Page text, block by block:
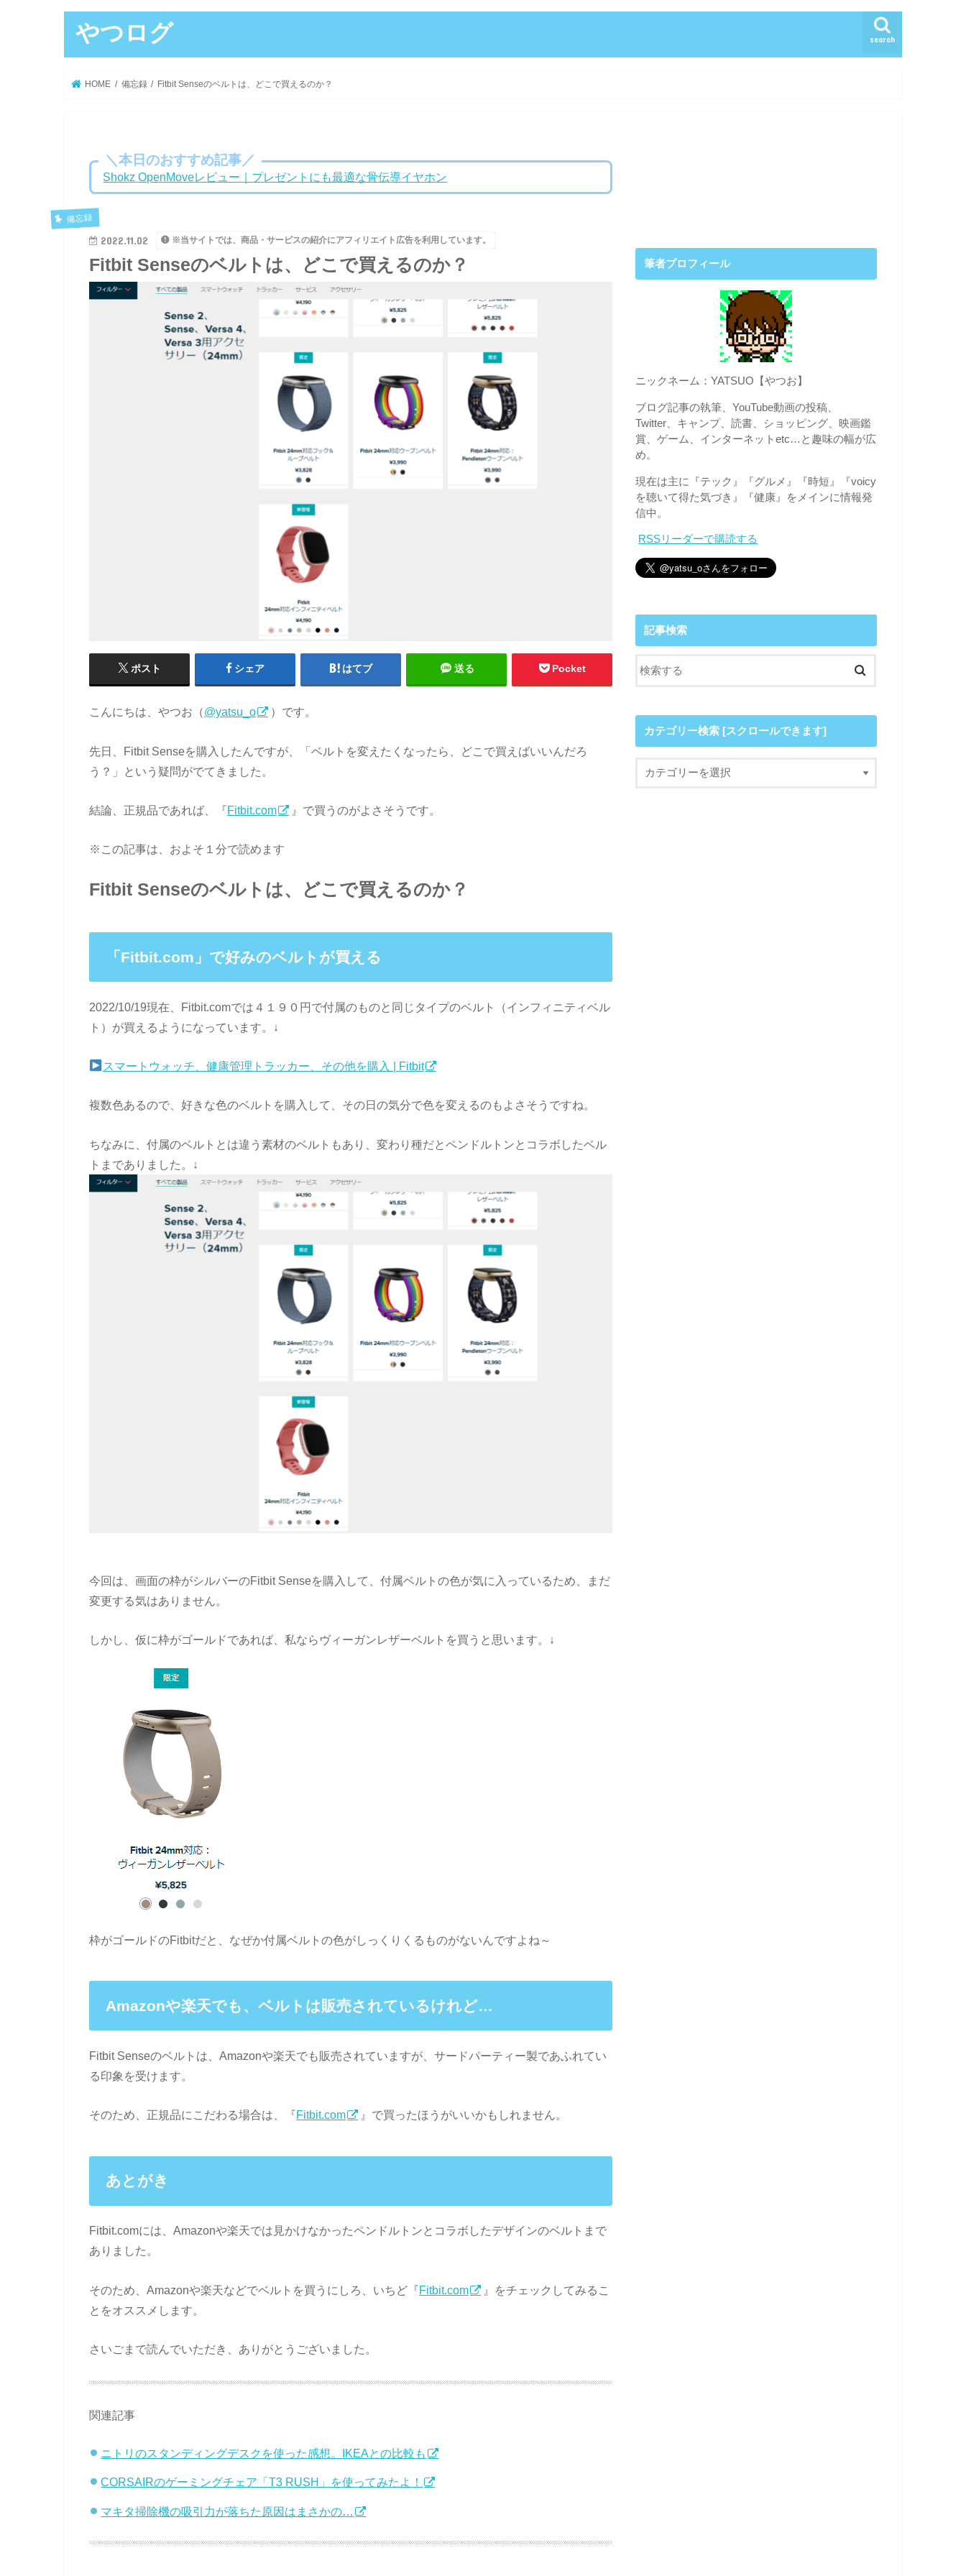
やつログ search
HOME 備忘録 Fitbit Senseのベルトは、どこで買えるのか？
＼本日のおすすめ記事／
Shokz OpenMoveレビュー｜プレゼントにも最適な骨伝導イヤホン
備忘録
2022.11.02 ※当サイトでは、商品・サービスの紹介にアフィリエイト広告を利用しています。
Fitbit Senseのベルトは、どこで買えるのか？
ポスト シェア はてブ 送る Pocket
こんにちは、やつお（@yatsu_o ）です。
先日、Fitbit Senseを購入したんですが、「ベルトを変えたくなったら、どこで買えばいいんだろ
う？」という疑問がでてきました。
結論、正規品であれば、『Fitbit.com 』で買うのがよさそうです。
※この記事は、およそ１分で読めます
Fitbit Senseのベルトは、どこで買えるのか？
「Fitbit.com」で好みのベルトが買える
2022/10/19現在、Fitbit.comでは４１９０円で付属のものと同じタイプのベルト（インフィニティベル
ト）が買えるようになっています。↓
スマートウォッチ、健康管理トラッカー、その他を購入 | Fitbit
複数色あるので、好きな色のベルトを購入して、その日の気分で色を変えるのもよさそうですね。
ちなみに、付属のベルトとは違う素材のベルトもあり、変わり種だとペンドルトンとコラボしたベル
トまでありました。↓
今回は、画面の枠がシルバーのFitbit Senseを購入して、付属ベルトの色が気に入っているため、まだ
変更する気はありません。
しかし、仮に枠がゴールドであれば、私ならヴィーガンレザーベルトを買うと思います。↓
枠がゴールドのFitbitだと、なぜか付属ベルトの色がしっくりくるものがないんですよね～
Amazonや楽天でも、ベルトは販売されているけれど…
Fitbit Senseのベルトは、Amazonや楽天でも販売されていますが、サードパーティー製であふれてい
る印象を受けます。
そのため、正規品にこだわる場合は、『Fitbit.com 』で買ったほうがいいかもしれません。
あとがき
Fitbit.comには、Amazonや楽天では見かけなかったペンドルトンとコラボしたデザインのベルトまで
ありました。
そのため、Amazonや楽天などでベルトを買うにしろ、いちど『Fitbit.com
』をチェックしてみるこ
とをオススメします。
さいごまで読んでいただき、ありがとうございました。
関連記事
ニトリのスタンディングデスクを使った感想。IKEAとの比較も
CORSAIRのゲーミングチェア「T3 RUSH」を使ってみたよ！
マキタ掃除機の吸引力が落ちた原因はまさかの…
筆者プロフィール
ニックネーム：YATSUO【やつお】
ブログ記事の執筆、YouTube動画の投稿、
Twitter、キャンプ、読書、ショッピング、映画鑑
賞、ゲーム、インターネットetc…と趣味の幅が広
め。
現在は主に『テック』『グルメ』『時短』『voicy
を聴いて得た気づき』『健康』をメインに情報発
信中。
RSSリーダーで購読する
記事検索
カテゴリー検索 [スクロールできます]